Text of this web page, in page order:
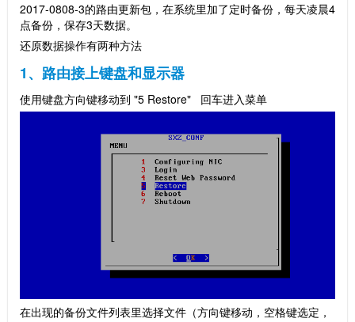
2017-0808-3的路由更新包，在系统里加了定时备份，每天凌晨4
点备份，保存3天数据。
还原数据操作有两种方法
1、路由接上键盘和显示器
使用键盘方向键移动到 "5 Restore" 回车进入菜单
在出现的备份文件列表里选择文件（方向键移动，空格键选定，